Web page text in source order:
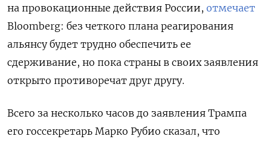
на провокационные действия России, отмечает
Bloomberg: без четкого плана реагирования
альянсу будет трудно обеспечить ее
сдерживание, но пока страны в своих заявления
открыто противоречат друг другу.
Всего за несколько часов до заявления Трампа
его госсекретарь Марко Рубио сказал, что